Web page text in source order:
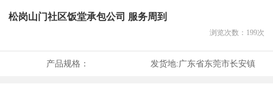
松岗山门社区饭堂承包公司 服务周到
浏览次数： 199次
产品规格： 发货地:广东省东莞市长安镇